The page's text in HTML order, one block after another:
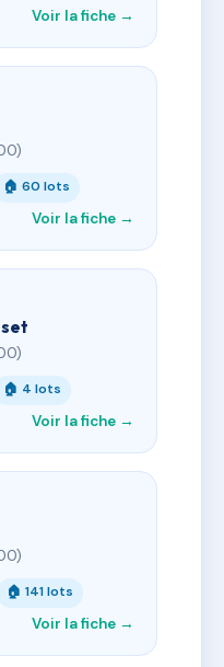
Voir la fiche →
🏠 60 lots
Voir la fiche →
🏠 4 lots
Voir la fiche →
🏠 141 lots
Voir la fiche →